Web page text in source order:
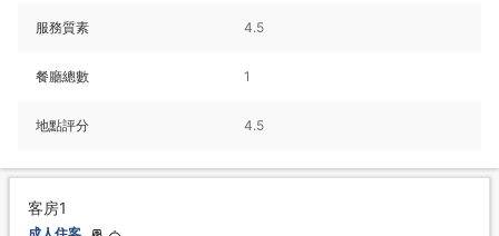
服務質素 4.5
餐廳總數 1
地點評分 4.5
客房1